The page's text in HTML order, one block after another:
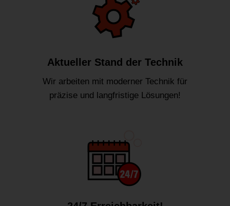
Aktueller Stand der Technik
Wir arbeiten mit moderner Technik für
präzise und langfristige Lösungen!